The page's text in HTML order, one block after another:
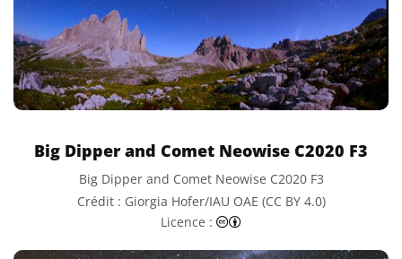
Big Dipper and Comet Neowise C2020 F3
Big Dipper and Comet Neowise C2020 F3
Crédit : Giorgia Hofer/IAU OAE (CC BY 4.0)
Licence :
Creative Commons (CC)